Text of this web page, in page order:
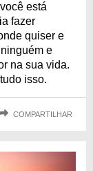
está
fazer
quiser e
e
na sua vida.
isso.
COMPARTILHAR